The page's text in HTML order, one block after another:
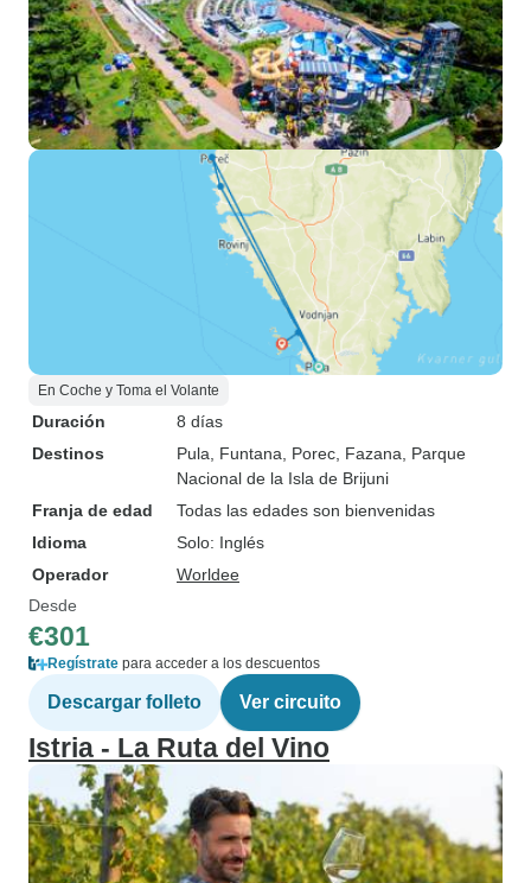
En Coche y Toma el Volante
Duración
8 días
Destinos
Pula , Funtana , Porec , Fazana , Parque
Nacional de la Isla de Brijuni
Franja de edad
Todas las edades son bienvenidas
Idioma
Solo: Inglés
Operador
Worldee
Desde
€301
Regístrate para acceder a los descuentos
Descargar folleto Ver circuito
Istria - La Ruta del Vino